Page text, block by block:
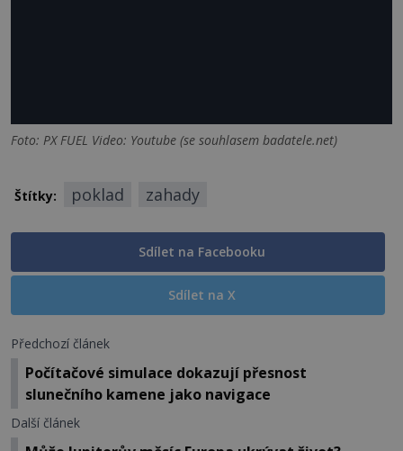
Foto: PX FUEL Video: Youtube (se souhlasem badatele.net)
Štítky: poklad zahady
Sdílet na Facebooku
Sdílet na X
Předchozí článek
Počítačové simulace dokazují přesnost
slunečního kamene jako navigace
Další článek